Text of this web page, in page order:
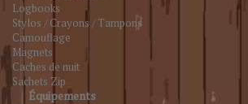
Logbooks
Stylos / Crayons / Tampons
Camouflage
Magnets
Caches de nuit
Sachets Zip
Équipements